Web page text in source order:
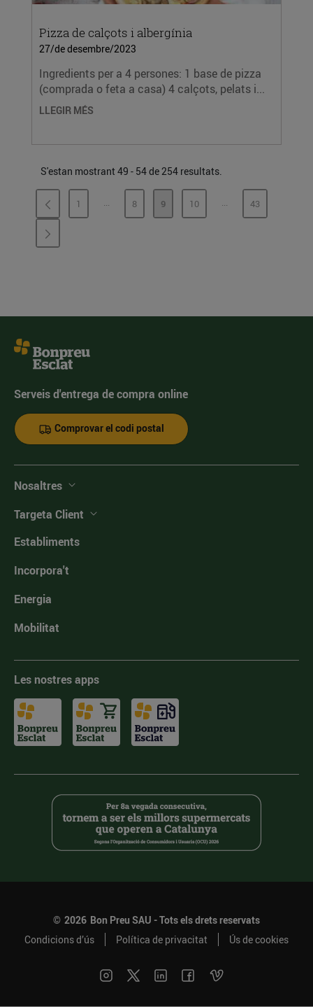
Pizza de calçots i albergínia
27/de desembre/2023
Ingredients per a 4 persones: 1 base de pizza
(comprada o feta a casa) 4 calçots, pelats i...
LLEGIR MÉS
S'estan mostrant 49 - 54 de 254 resultats.
PÀGINA
1 ...PÀGINES INTERMÈDIES
PÀGINA
8 PÀGINA
9 PÀGINA
10 ...PÀGINESPÀGINA
43
Serveis d'entrega de compra online
Comprovar el codi postal
Nosaltres
Targeta Client
Establiments
Incorpora't
Energia
Mobilitat
Les nostres apps
© 2026 Bon Preu SAU - Tots els drets reservats
Condicions d’ús
Política de privacitat Ús de cookies